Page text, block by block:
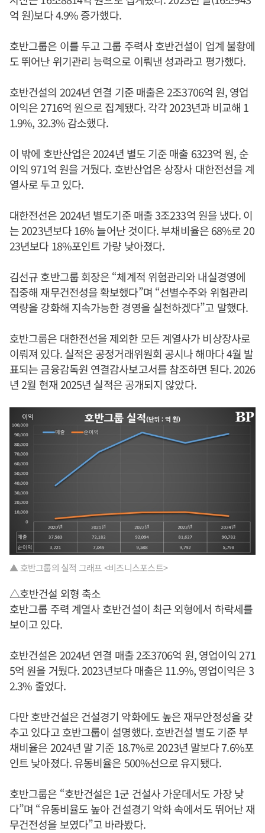
억 원)보다 4.9% 증가했다.
호반그룹은 이를 두고 그룹 주력사 호반건설이 업계 불황에
도 뛰어난 위기관리 능력으로 이뤄낸 성과라고 평가했다.
호반건설의 2024년 연결 기준 매출은 2조3706억 원, 영업
이익은 2716억 원으로 집계됐다. 각각 2023년과 비교해 1
1.9%, 32.3% 감소했다.
이 밖에 호반산업은 2024년 별도 기준 매출 6323억 원, 순
이익 971억 원을 거뒀다. 호반산업은 상장사 대한전선을 계
열사로 두고 있다.
대한전선은 2024년 별도기준 매출 3조233억 원을 냈다. 이
는 2023년보다 16% 늘어난 것이다. 부채비율은 68%로 20
23년보다 18%포인트 가량 낮아졌다.
김선규 호반그룹 회장은 “체계적 위험관리와 내실경영에
집중해 재무건전성을 확보했다”며 “선별수주와 위험관리
역량을 강화해 지속가능한 경영을 실천하겠다”고 말했다.
호반그룹은 대한전선을 제외한 모든 계열사가 비상장사로
이뤄져 있다. 실적은 공정거래위원회 공시나 해마다 4월 발
표되는 금융감독원 연결감사보고서를 참조하면 된다. 2026
년 2월 현재 2025년 실적은 공개되지 않았다.
▲ 호반그룹의 실적 그래프 <비즈니스포스트>
△호반건설 외형 축소
호반그룹 주력 계열사 호반건설이 최근 외형에서 하락세를
보이고 있다.
호반건설은 2024년 연결 매출 2조3706억 원, 영업이익 271
5억 원을 거뒀다. 2023년보다 매출은 11.9%, 영업이익은 3
2.3% 줄었다.
다만 호반건설은 건설경기 악화에도 높은 재무안정성을 갖
추고 있다고 호반그룹이 설명했다. 호반건설 별도 기준 부
채비율은 2024년 말 기준 18.7%로 2023년 말보다 7.6%포
인트 낮아졌다. 유동비율은 500%선으로 유지됐다.
호반그룹은 “호반건설은 1군 건설사 가운데서도 가장 낮
다”며 “유동비율도 높아 건설경기 악화 속에서도 뛰어난 재
무건전성을 보였다”고 바라봤다.